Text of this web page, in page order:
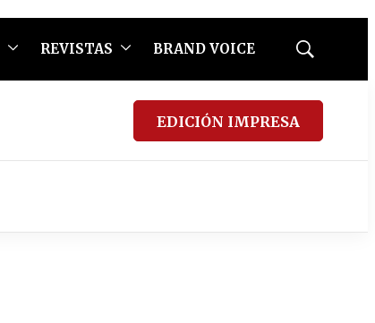
REVISTAS BRAND VOICE
Mostrar
EDICIÓN IMPRESA